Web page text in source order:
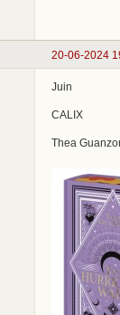
20-06-2024
Juin
CALIX
Thea